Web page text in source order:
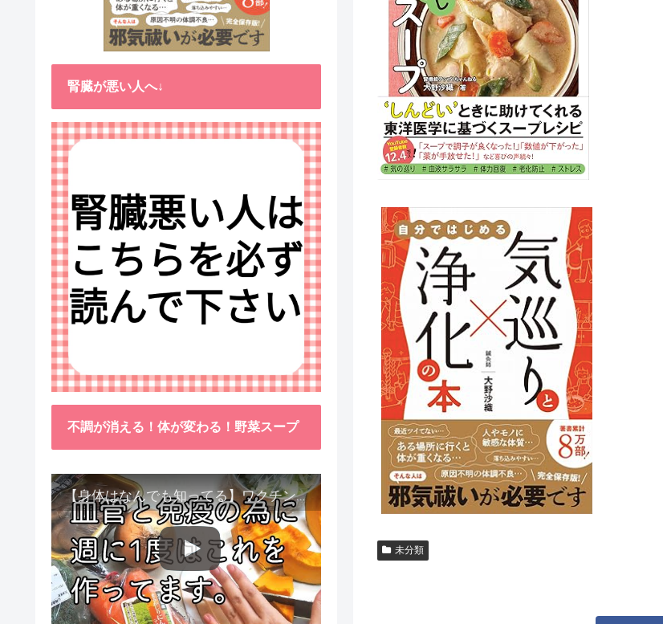
未分類
腎臓が悪い人へ↓
不調が消える！体が変わる！野菜スープ
【身体はなんでも知ってる】ワクチン接種後、異常に食べたくなった野菜が細胞回復に貢献してくれました。